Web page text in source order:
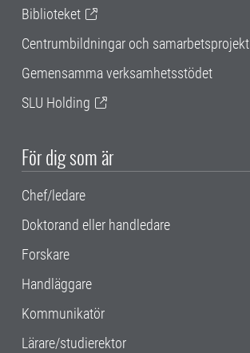
Biblioteket
Centrumbildningar och samarbetsprojekt
Gemensamma verksamhetsstödet
SLU Holding
För dig som är
Chef/ledare
Doktorand eller handledare
Forskare
Handläggare
Kommunikatör
Lärare/studierektor